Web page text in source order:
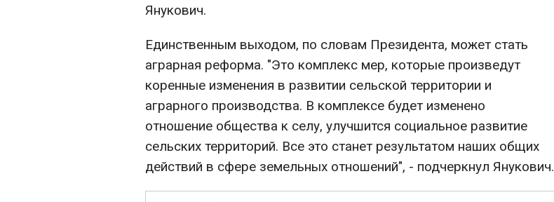
Янукович.
Единственным выходом, по словам Президента, может стать
аграрная реформа. "Это комплекс мер, которые произведут
коренные изменения в развитии сельской территории и
аграрного производства. В комплексе будет изменено
отношение общества к селу, улучшится социальное развитие
сельских территорий. Все это станет результатом наших общих
действий в сфере земельных отношений", - подчеркнул Янукович.